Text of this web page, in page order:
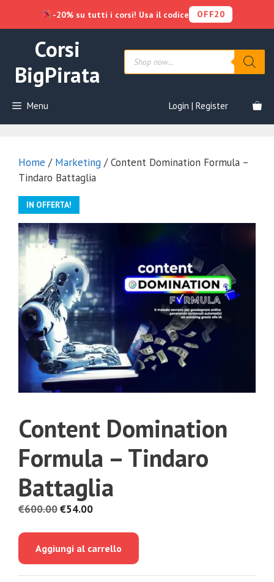
contenuto
Corsi
BigPirata
Products
search
Menu Login | Register
Home / Marketing / Content Domination Formula –
Tindaro Battaglia
IN OFFERTA!
Content Domination
Formula – Tindaro
Battaglia
€600.00Il
era:
€54.00Il
è:
Aggiungi al carrello
-20% su tutti i corsi! Usa il codice OFF20